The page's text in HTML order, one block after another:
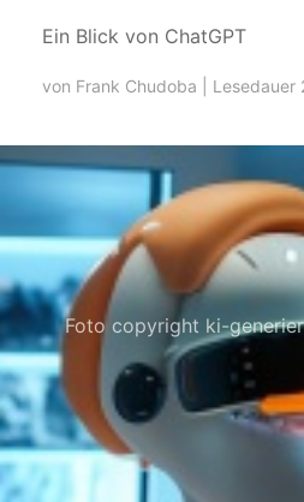
Ein Blick von ChatGPT
von Frank Chudoba | Lesedauer
Foto copyright ki-